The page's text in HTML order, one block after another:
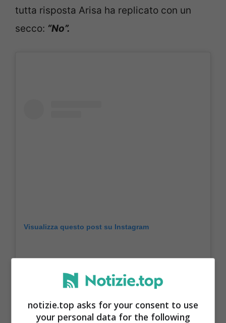
tutta risposta Arisa ha replicato con un
secco: “No”.
Visualizza questo post su Instagram
notizie.top asks for your consent to use
your personal data for the following